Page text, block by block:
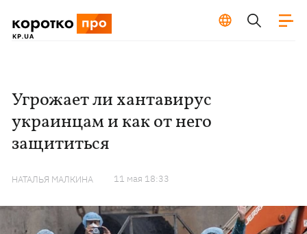
Угрожает ли хантавирус
украинцам и как от него
защититься
НАТАЛЬЯ МАЛКИНА 11 мая 18:33